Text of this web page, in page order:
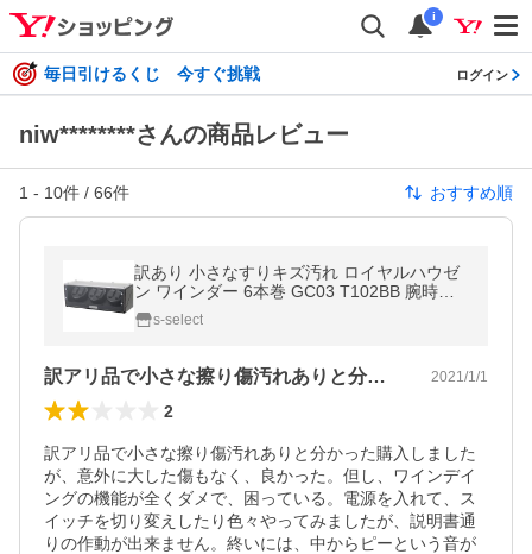
i
毎日引けるくじ 今すぐ挑戦 ログイン
niw********さんの商品レビュー
1 - 10件 / 66件 おすすめ順
訳あり 小さなすりキズ汚れ ロイヤルハウゼ
ン ワインダー 6本巻 GC03 T102BB 腕時計/
自動巻き機 2年保証 新品
s-select
訳アリ品で小さな擦り傷汚れありと分かっ… 2021/1/1
2
訳アリ品で小さな擦り傷汚れありと分かった購入しました
が、意外に大した傷もなく、良かった。但し、ワインデイ
ングの機能が全くダメで、困っている。電源を入れて、ス
イッチを切り変えしたり色々やってみましたが、説明書通
りの作動が出来ません。終いには、中からピーという音が